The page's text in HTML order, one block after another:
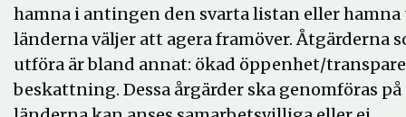
hamna i antingen den svarta listan eller
länderna väljer att agera framöver. Åtgärderna
utföra är bland annat: ökad öppenhet/
beskattning. Dessa årgärder ska genomföras